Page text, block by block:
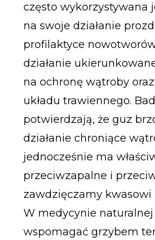
często wykorzystywana
na swoje działanie
profilaktyce
działanie
na ochronę wątroby
układu trawiennego.
potwierdzają, że guz
działanie chroniące
jednocześnie ma
przeciwzapalne i
zawdzięczamy kwasowi
W medycynie naturalnej
wspomagać grzybem